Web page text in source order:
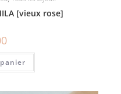
[vieux rose]